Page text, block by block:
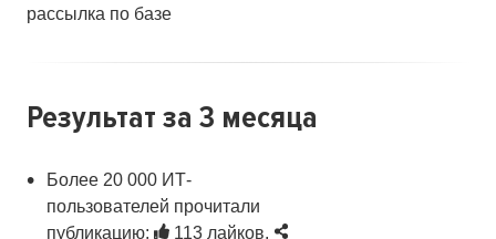
рассылка по базе
Результат за 3 месяца
Более 20 000 ИТ-
пользователей прочитали
публикацию:
113 лайков,